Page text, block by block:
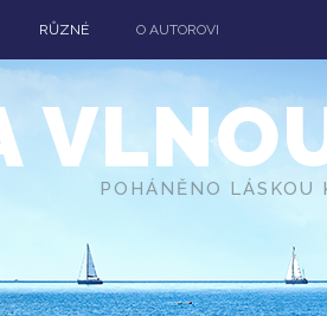
RŮZNÉ O AUTOROVI
POHÁNĚNO LÁSKOU